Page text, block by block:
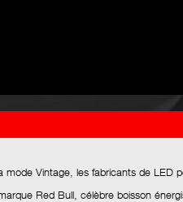
mode Vintage, les fabricants de LED
Red Bull, célèbre boisson